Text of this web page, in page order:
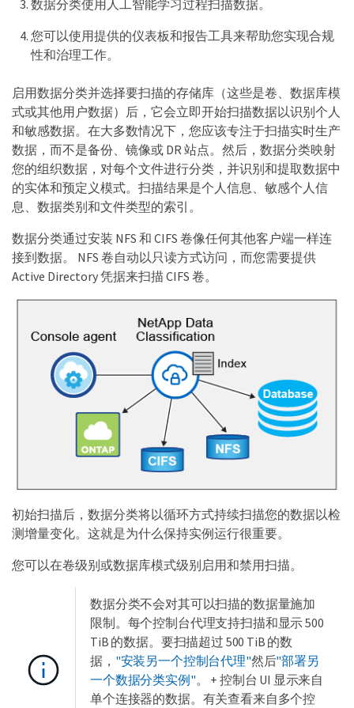
数据分类使用人工智能学习过程扫描数据。
您可以使用提供的仪表板和报告工具来帮助您实现合规
性和治理工作。
启用数据分类并选择要扫描的存储库（这些是卷、数据库模
式或其他用户数据）后，它会立即开始扫描数据以识别个人
和敏感数据。在大多数情况下，您应该专注于扫描实时生产
数据，而不是备份、镜像或 DR 站点。然后，数据分类映射
您的组织数据，对每个文件进行分类，并识别和提取数据中
的实体和预定义模式。扫描结果是个人信息、敏感个人信
息、数据类别和文件类型的索引。
数据分类通过安装 NFS 和 CIFS 卷像任何其他客户端一样连
接到数据。 NFS 卷自动以只读方式访问，而您需要提供
Active Directory 凭据来扫描 CIFS 卷。
初始扫描后，数据分类将以循环方式持续扫描您的数据以检
测增量变化。这就是为什么保持实例运行很重要。
您可以在卷级别或数据库模式级别启用和禁用扫描。
数据分类不会对其可以扫描的数据量施加
限制。每个控制台代理支持扫描和显示 500
TiB 的数据。要扫描超过 500 TiB 的数
据， "安装另一个控制台代理"然后"部署另
一个数据分类实例"。 + 控制台 UI 显示来自
单个连接器的数据。有关查看来自多个控